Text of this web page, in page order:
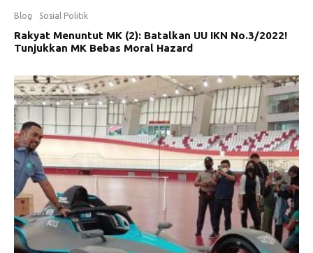
Blog Sosial Politik
Rakyat Menuntut MK (2): Batalkan UU IKN No.3/2022!
Tunjukkan MK Bebas Moral Hazard